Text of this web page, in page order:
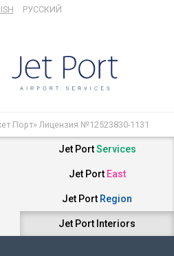
РУССКИЙ
Порт» Лицензия №12523830-1131
Jet PortServices
Jet Port East
Jet Port Region
Jet Port Interiors